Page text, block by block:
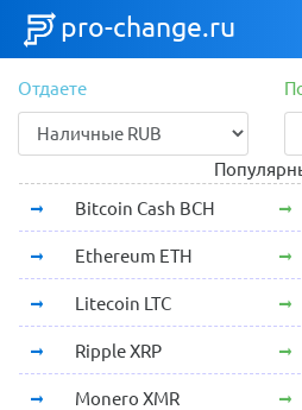
pro-change.ru
Отдаете
Bitcoin Cash BCH
Ethereum ETH
Litecoin LTC
Ripple XRP
Monero XMR